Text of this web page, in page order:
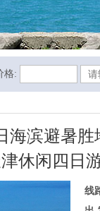
格:
滨避暑胜
休闲四日
线